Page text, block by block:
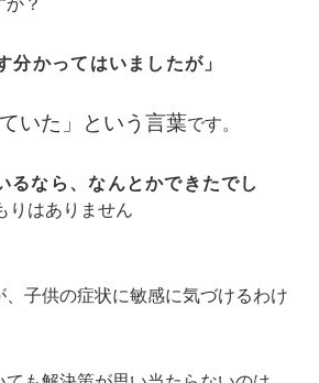
？
分かってはいましたが」
ていた」という言葉です。
るなら、なんとかできたでし
りはありません
、子供の症状に敏感に気づけるわけ